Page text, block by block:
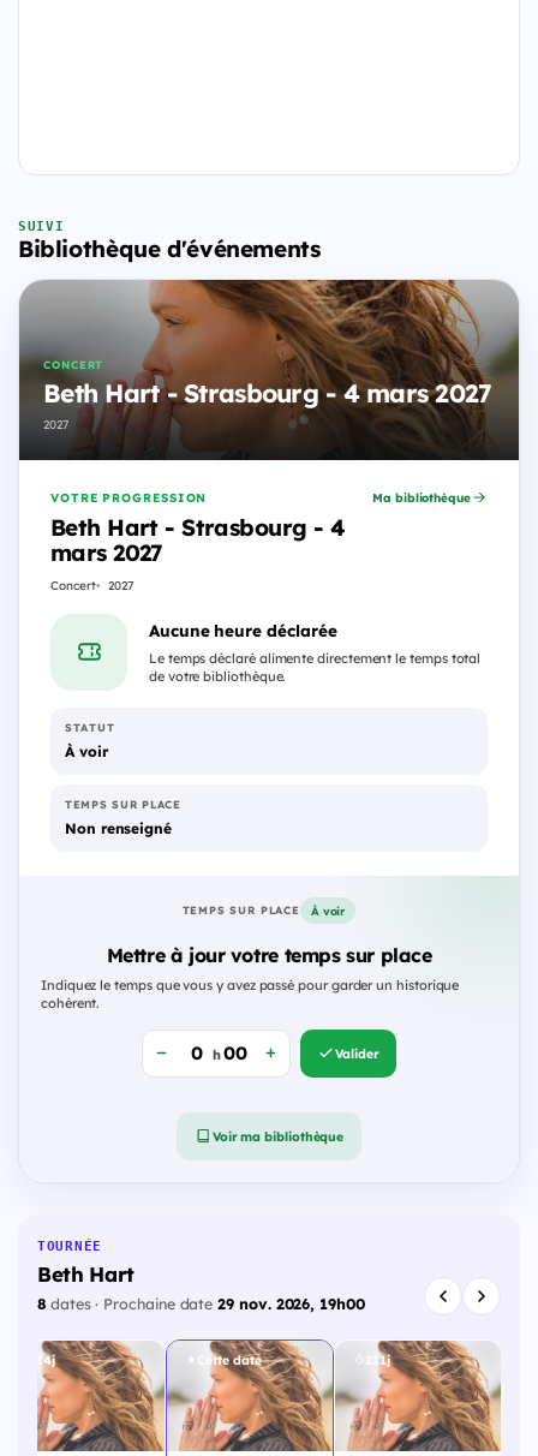
SUIVI
Bibliothèque d'événements
CONCERT
Beth Hart - Strasbourg - 4 mars 2027
2027
VOTRE PROGRESSION
Beth Hart - Strasbourg - 4
mars 2027
Concert 2027
Ma bibliothèque
Aucune heure déclarée
Le temps déclaré alimente directement le temps total
de votre bibliothèque.
STATUT
À voir
TEMPS SUR PLACE
Non renseigné
TEMPS SUR PLACE À voir
Mettre à jour votre temps sur place
Indiquez le temps que vous y avez passé pour garder un historique
cohérent.
h Valider
Voir ma bibliothèque
TOURNÉE
Beth Hart
8dates · Prochaine date29 nov. 2026, 19h00
114j Cette date 211j